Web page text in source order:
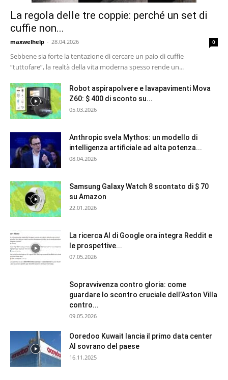
La regola delle tre coppie: perché un set di
cuffie non...
maxwelhelp - 28.04.2026 0
Sebbene sia forte la tentazione di cercare un paio di cuffie
“tuttofare”, la realtà della vita moderna spesso rende un...
Robot aspirapolvere e lavapavimenti Mova
Z60: $ 400 di sconto su...
05.03.2026
Anthropic svela Mythos: un modello di
intelligenza artificiale ad alta potenza...
08.04.2026
Samsung Galaxy Watch 8 scontato di $ 70
su Amazon
22.01.2026
La ricerca AI di Google ora integra Reddit e
le prospettive...
07.05.2026
Sopravvivenza contro gloria: come
guardare lo scontro cruciale dell’Aston Villa
contro...
09.05.2026
Ooredoo Kuwait lancia il primo data center
AI sovrano del paese
16.11.2025